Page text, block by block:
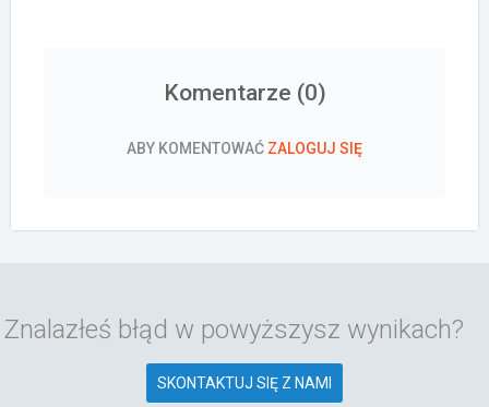
Komentarze (0)
ABY KOMENTOWAĆ ZALOGUJ SIĘ
Znalazłeś błąd w powyższysz wynikach?
SKONTAKTUJ SIĘ Z NAMI